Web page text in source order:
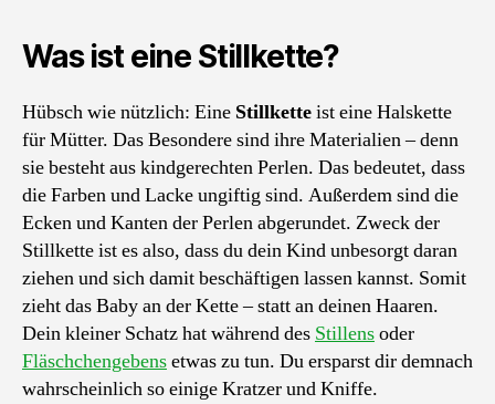
Was ist eine Stillkette?
Hübsch wie nützlich: Eine Stillketteist eine Halskette
für Mütter. Das Besondere sind ihre Materialien – denn
sie besteht aus kindgerechten Perlen. Das bedeutet, dass
die Farben und Lacke ungiftig sind. Außerdem sind die
Ecken und Kanten der Perlen abgerundet. Zweck der
Stillkette ist es also, dass du dein Kind unbesorgt daran
ziehen und sich damit beschäftigen lassen kannst. Somit
zieht das Baby an der Kette – statt an deinen Haaren.
Dein kleiner Schatz hat während des Stillensoder
Fläschchengebensetwas zu tun. Du ersparst dir demnach
wahrscheinlich so einige Kratzer und Kniffe.